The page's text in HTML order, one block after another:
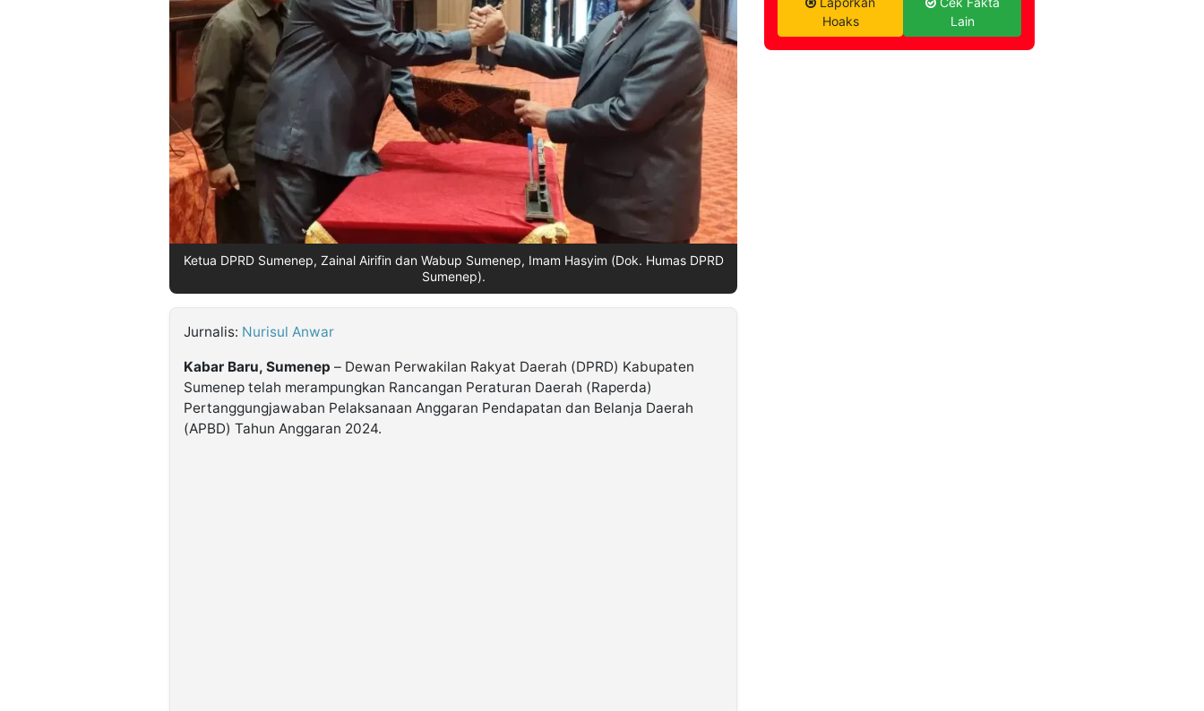
Ketua DPRD Sumenep, Zainal Airifin dan Wabup Sumenep, Imam Hasyim (Dok. Humas DPRD
Sumenep).
Jurnalis: Nurisul Anwar
Kabar Baru, Sumenep – Dewan Perwakilan Rakyat Daerah (DPRD) Kabupaten
Sumenep telah merampungkan Rancangan Peraturan Daerah (Raperda)
Pertanggungjawaban Pelaksanaan Anggaran Pendapatan dan Belanja Daerah
(APBD) Tahun Anggaran 2024.
Hoaks
Lain